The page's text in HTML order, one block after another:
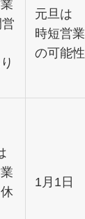
元旦は
時短営業
の可能性
1月1日